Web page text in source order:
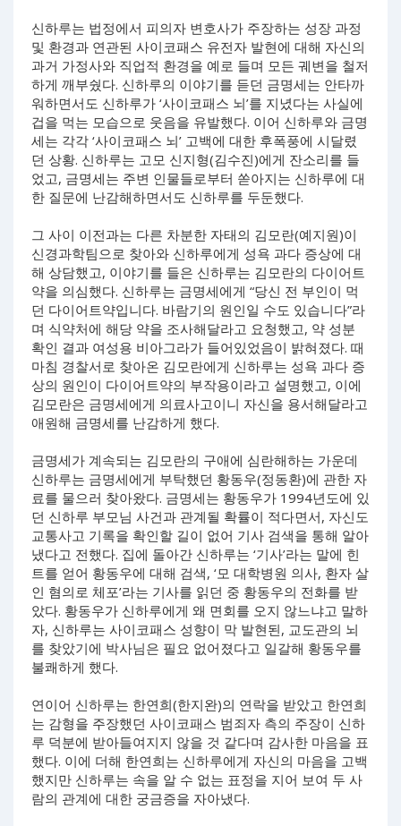
신하루는 법정에서 피의자 변호사가 주장하는 성장 과정
및 환경과 연관된 사이코패스 유전자 발현에 대해 자신의
과거 가정사와 직업적 환경을 예로 들며 모든 궤변을 철저
하게 깨부쉈다. 신하루의 이야기를 듣던 금명세는 안타까
워하면서도 신하루가 ‘사이코패스 뇌’를 지녔다는 사실에
겁을 먹는 모습으로 웃음을 유발했다. 이어 신하루와 금명
세는 각각 ‘사이코패스 뇌’ 고백에 대한 후폭풍에 시달렸
던 상황. 신하루는 고모 신지형(김수진)에게 잔소리를 들
었고, 금명세는 주변 인물들로부터 쏟아지는 신하루에 대
한 질문에 난감해하면서도 신하루를 두둔했다.
그 사이 이전과는 다른 차분한 자태의 김모란(예지원)이
신경과학팀으로 찾아와 신하루에게 성욕 과다 증상에 대
해 상담했고, 이야기를 들은 신하루는 김모란의 다이어트
약을 의심했다. 신하루는 금명세에게 “당신 전 부인이 먹
던 다이어트약입니다. 바람기의 원인일 수도 있습니다”라
며 식약처에 해당 약을 조사해달라고 요청했고, 약 성분
확인 결과 여성용 비아그라가 들어있었음이 밝혀졌다. 때
마침 경찰서로 찾아온 김모란에게 신하루는 성욕 과다 증
상의 원인이 다이어트약의 부작용이라고 설명했고, 이에
김모란은 금명세에게 의료사고이니 자신을 용서해달라고
애원해 금명세를 난감하게 했다.
금명세가 계속되는 김모란의 구애에 심란해하는 가운데
신하루는 금명세에게 부탁했던 황동우(정동환)에 관한 자
료를 물으러 찾아왔다. 금명세는 황동우가 1994년도에 있
던 신하루 부모님 사건과 관계될 확률이 적다면서, 자신도
교통사고 기록을 확인할 길이 없어 기사 검색을 통해 알아
냈다고 전했다. 집에 돌아간 신하루는 ‘기사’라는 말에 힌
트를 얻어 황동우에 대해 검색, ‘모 대학병원 의사, 환자 살
인 혐의로 체포’라는 기사를 읽던 중 황동우의 전화를 받
았다. 황동우가 신하루에게 왜 면회를 오지 않느냐고 말하
자, 신하루는 사이코패스 성향이 막 발현된, 교도관의 뇌
를 찾았기에 박사님은 필요 없어졌다고 일갈해 황동우를
불쾌하게 했다.
연이어 신하루는 한연희(한지완)의 연락을 받았고 한연희
는 감형을 주장했던 사이코패스 범죄자 측의 주장이 신하
루 덕분에 받아들여지지 않을 것 같다며 감사한 마음을 표
했다. 이에 더해 한연희는 신하루에게 자신의 마음을 고백
했지만 신하루는 속을 알 수 없는 표정을 지어 보여 두 사
람의 관계에 대한 궁금증을 자아냈다.